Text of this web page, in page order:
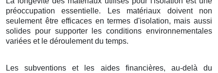
préoccupation essentielle. Les matériaux doivent non
seulement être efficaces en termes d'isolation, mais aussi
solides pour supporter les conditions environnementales
variées et le déroulement du temps.
Les subventions et les aides financières, au-delà du